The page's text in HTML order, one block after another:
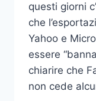
questi giorni
che
Yahoo e
essere
chiarire che
non cede